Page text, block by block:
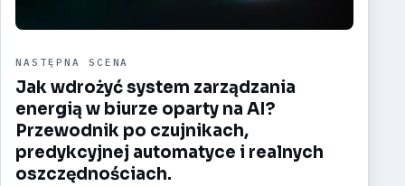
NASTĘPNA SCENA
Jak wdrożyć system zarządzania
energią w biurze oparty na AI?
Przewodnik po czujnikach,
predykcyjnej automatyce i realnych
oszczędnościach.